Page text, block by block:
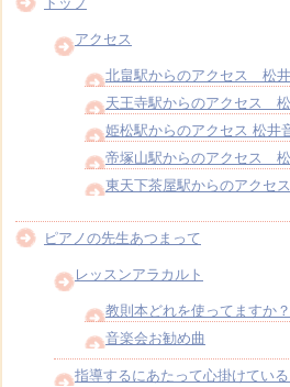
アクセス
北畠駅からのアクセス 松
天王寺駅からのアクセス
姫松駅からのアクセス 松井
帝塚山駅からのアクセス
東天下茶屋駅からのアクセ
ピアノの先生あつまって
レッスンアラカルト
教則本どれを使ってますか？
音楽会お勧め曲
指導するにあたって心掛けている